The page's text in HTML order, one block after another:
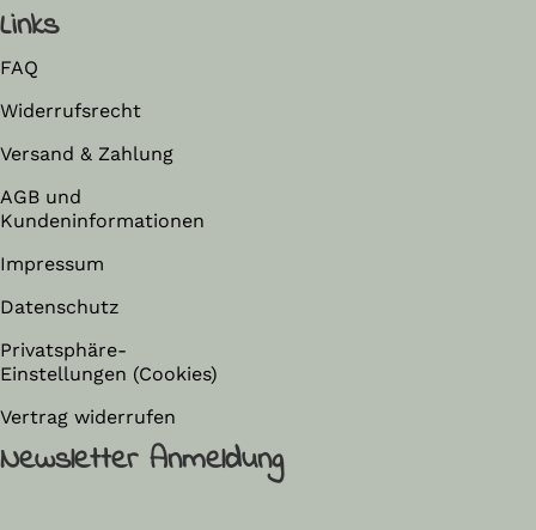
Links
FAQ
Widerrufsrecht
Versand & Zahlung
AGB und
Kundeninformationen
Impressum
Datenschutz
Privatsphäre-
Einstellungen (Cookies)
Vertrag widerrufen
Newsletter Anmeldung